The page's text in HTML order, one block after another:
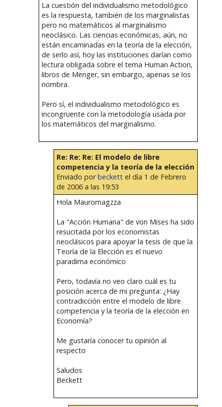
La cuestión del individualismo metodológico
es la respuesta, también de los marginalistas
pero no matemáticos al marginalismo
neoclásico. Las ciencias económicas, aún, no
están encaminadas en la teoría de la elección,
de serlo así, hoy las instituciones darían como
lectura obligada sobre el tema Human Action,
libros de Menger, sin embargo, apenas se los
nombra.
Pero sí, el individualismo metodológico es
incongruente con la metodología usada por
los matemáticos del marginalismo.
Re: Re: Re: El modelo de libre
competencia y la teoría de la elección
Enviado porbeckettel día 1 de Febrero
de 2006 a las 19:53
Hola Mauromagzza
La "Acción Humana" de von Mises ha sido
resucitada por los economistas
neoclásicos para apoyar la tesis de que la
Teoría de la Elección es el nuevo
paradima económico
Pero, todavía no veo claro cuál es tu
posición acerca de mi pregunta: ¿Hay
contradicción entre el modelo de libre
competencia y la teoría de la elección en
Economía?
Me gustaría conocer tu opinión al
respecto
Saludos
Beckett